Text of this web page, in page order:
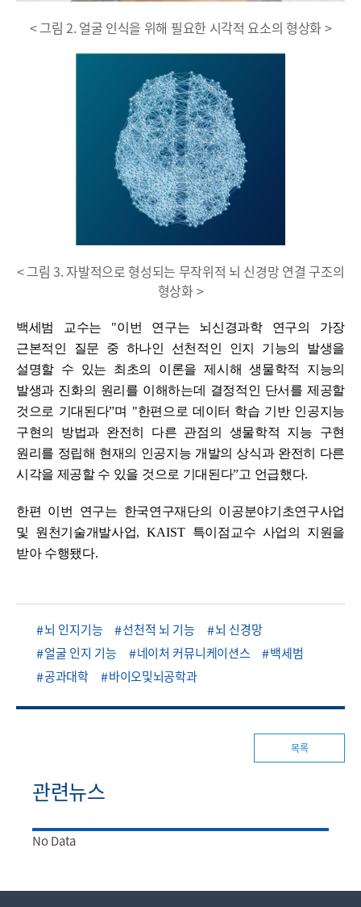
< 그림 2. 얼굴 인식을 위해 필요한 시각적 요소의 형상화 >
< 그림 3. 자발적으로 형성되는 무작위적 뇌 신경망 연결 구조의
형상화 >
백세범 교수는 "이번
연구는 뇌신경과학 연구의 가장
근본적인 질문 중 하나인 선천적인 인지 기능의 발생을
설명할 수 있는 최초의 이론을 제시해 생물학적 지능의
발생과 진화의 원리를 이해하는데 결정적인 단서를 제공할
것으로 기대된다ˮ며 "한편으로 데이터 학습 기반 인공지능
구현의 방법과 완전히 다른 관점의 생물학적 지능 구현
원리를 정립해 현재의 인공지능 개발의 상식과 완전히 다른
시각을 제공할 수 있을 것으로 기대된다ˮ고 언급했다.
한편 이번 연구는 한국연구재단의 이공분야기초연구사업
및 원천기술개발사업, KAIST 특이점교수 사업의 지원을
받아 수행됐다.
뇌 인지기능 선천적 뇌 기능
뇌 신경망
얼굴 인지 기능
네이처 커뮤니케이션스
백세범
공과대학
바이오및뇌공학과
목록
관련뉴스
No Data